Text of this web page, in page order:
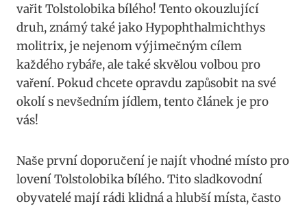
vařit Tolstolobika bílého! Tento okouzlující
druh,⁢ známý ⁤také jako Hypophthalmichthys
molitrix, je nejenom výjimečným cílem
⁢každého‌ rybáře, ⁤ale také skvělou ‌volbou pro‌
vaření.‌ Pokud chcete opravdu zapůsobit​ na své
okolí s nevšedním jídlem,⁣ tento článek je pro
vás!
Naše první doporučení je najít⁢ vhodné místo pro
lovení Tolstolobika bílého. Tito sladkovodní
obyvatelé mají rádi klidná a hlubší místa, často